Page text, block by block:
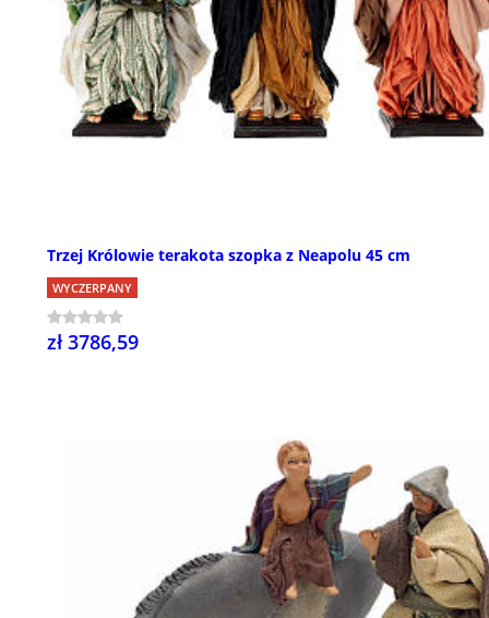
Trzej Królowie terakota szopka z Neapolu 45 cm
WYCZERPANY
zł 3786,59